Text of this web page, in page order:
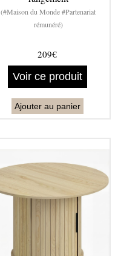
(#Maison du Monde #Partenariat
rémunéré)
209€
Voir ce produit
Ajouter au panier